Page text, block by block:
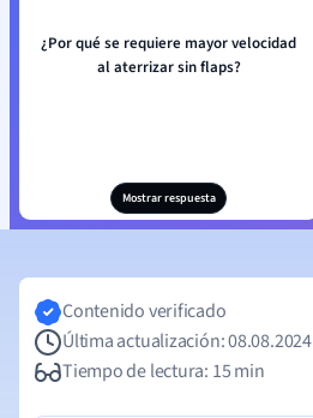
¿Por qué se requiere mayor velocidad
al aterrizar sin flaps?
Mostrar respuesta
Contenido verificado
Última actualización: 08.08.2024
Tiempo de lectura: 15 min